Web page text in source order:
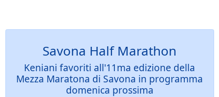
Savona Half Marathon
Keniani favoriti all'11ma edizione della
Mezza Maratona di Savona in programma
domenica prossima